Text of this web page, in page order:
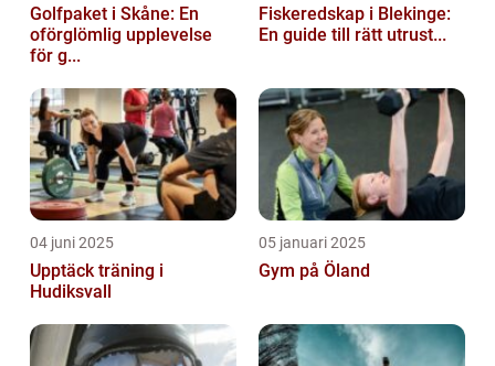
Golfpaket i Skåne: En
oförglömlig upplevelse
för g...
Fiskeredskap i Blekinge:
En guide till rätt utrust...
04 juni 2025
Upptäck träning i
Hudiksvall
05 januari 2025
Gym på Öland